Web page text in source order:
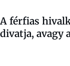
A férfias
divatja, avagy